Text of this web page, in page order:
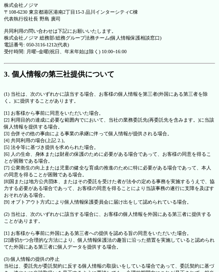
株式会社ノジマ
〒108-6230 東京都港区港南2丁目15-3 品川インターシティC棟
代表執行役社長 野島 廣司
共同利用の問い合わせは下記にお願いいたします。
株式会社ノジマ 総務部/総務グループ法務チーム(個人情報保護相談窓口)
電話番号: 050-3116-1212(代表)
受付時間: 月曜~金曜(祝日、年末年始は除く) 10:00~16:00
3. 個人情報の第三社提供について
(1) 当社は、次のいずれかに該当する場合、お客様の個人情報を第三者(外国にある第三者を除
く。)に提供することがあります。
[1] お客様から事前に同意をいただいた場合。
[2] 利用目的の達成に必要な範囲内でにおいて、当社の業務委託先(再委託先を含みます。)に当該
個人情報を提供する場合。
[3] 合併その他の事由による事業の承継に伴って個人情報が提供される場合。
[4] 共同利用の場合(上記 2.)。
[5] 法令等に基づき提供を求められた場合。
[6] 人の生命、身体または財産の保護のために必要がある場合であって、お客様の同意を得るこ
とが困難である場合。
[7] 公衆衛生の向上または児童の健全な育成の推進のために特に必要がある場合であって、本人
の同意を得ることが困難である場合。
[8]国または地方公共団体、またはその委託を受けた者が法令の定める事務を実施するうえで、協
力する必要がある場合であって、お客様の同意を得ることにより当該事務の遂行に支障を及ぼす
おそれがある場合。
[9] オプトアウト方式により個人情報保護委員会に届け出をして認められている場合。
(2) 当社は、次のいずれかに該当する場合に、お客様の個人情報を外国にある第三者に提供する
ことがあります。
[1] お客様から事前に外国にある第三者への提供を認める旨の同意をいただいた場合。
[2]適切かつ合理的な方法により、個人情報保護法の趣旨に沿った措置を実施していると認められ
てた外国にある第三者に個人データを提供する場合。
(3) 個人情報の提供の停止
当社は、委託先が委託契約に反する個人情報の取扱いをしている場合であって、委託契約に基づ